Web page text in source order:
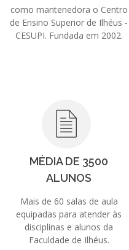
como mantenedora o Centro
de Ensino Superior de Ilhéus -
CESUPI. Fundada em 2002.
MÉDIA DE 3500
ALUNOS
Mais de 60 salas de aula
equipadas para atender às
disciplinas e alunos da
Faculdade de Ilhéus.